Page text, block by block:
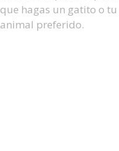
que hagas un gatito o tu
animal preferido.